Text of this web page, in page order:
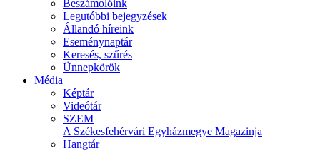
Beszámolóink
Legutóbbi bejegyzések
Állandó híreink
Eseménynaptár
Keresés, szűrés
Ünnepkörök
Média
Képtár
Videótár
SZEM
A Székesfehérvári Egyházmegye Magazinja
Hangtár